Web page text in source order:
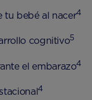
tu bebé al nacer4
cognitivo5
el embarazo4
4